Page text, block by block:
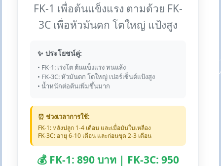
FK-1 เพื่อต้นแข็งแรง ตามด้วย FK-
3C เพื่อหัวมันดก โตใหญ่ แป้งสูง
✨ ประโยชน์คู่:
• FK-1: เร่งโต ต้นแข็งแรง ทนแล้ง
• FK-3C: หัวมันดก โตใหญ่ เปอร์เซ็นต์แป้งสูง
• น้ำหนักต่อต้นเพิ่มขึ้นมาก
⏰ ช่วงเวลาการใช้:
FK-1: หลังปลูก 1-4 เดือน และเมื่อมันใบเหลือง
FK-3C: อายุ 6-10 เดือน และก่อนขุด 2-3 เดือน
💰 FK-1: 890 บาท | FK-3C: 950